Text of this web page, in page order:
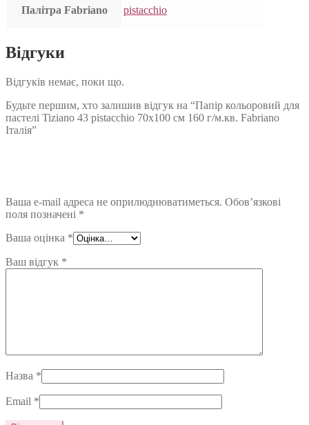
Палітра Fabriano pistacchio
Відгуки
Відгуків немає, поки що.
Будьте першим, хто залишив відгук на “Папір кольоровий для
пастелі Tiziano 43 pistacchio 70х100 см 160 г/м.кв. Fabriano
Італія”
Ваша e-mail адреса не оприлюднюватиметься. Обов’язкові
поля позначені *
Ваша оцінка *
Ваш відгук *
Назва *
Email *